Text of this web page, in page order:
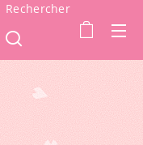
Rechercher